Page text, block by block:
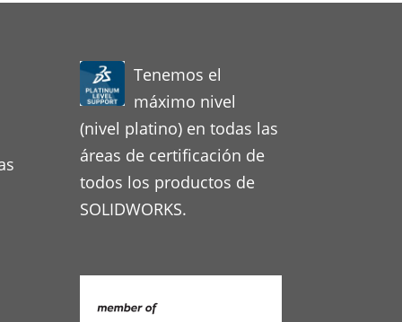
Tenemos el
máximo nivel
(nivel platino) en todas las
áreas de certificación de
todos los productos de
SOLIDWORKS.